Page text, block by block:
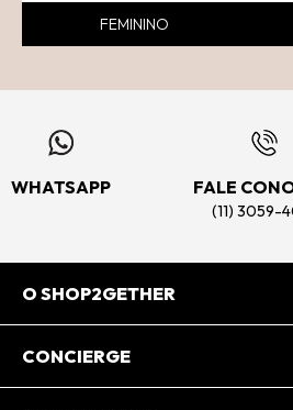
FEMININO
WHATSAPP FALE
(11) 3059-
O SHOP2GETHER
Sobre Nós
CONCIERGE